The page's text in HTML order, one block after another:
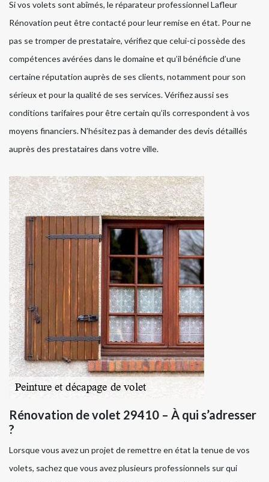
Si vos volets sont abîmés, le réparateur professionnel Lafleur
Rénovation peut être contacté pour leur remise en état. Pour ne
pas se tromper de prestataire, vérifiez que celui-ci possède des
compétences avérées dans le domaine et qu’il bénéficie d’une
certaine réputation auprès de ses clients, notamment pour son
sérieux et pour la qualité de ses services. Vérifiez aussi ses
conditions tarifaires pour être certain qu’ils correspondent à vos
moyens financiers. N’hésitez pas à demander des devis détaillés
auprès des prestataires dans votre ville.
Rénovation de volet 29410 – À qui s’adresser
?
Lorsque vous avez un projet de remettre en état la tenue de vos
volets, sachez que vous avez plusieurs professionnels sur qui